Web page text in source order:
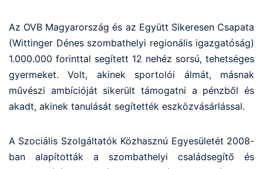
Az OVB Magyarország és az Együtt Sikeresen Csapata
(Wittinger Dénes szombathelyi regionális igazgatóság)
1.000.000 forinttal segített 12 nehéz sorsú, tehetséges
gyermeket. Volt, akinek sportolói álmát, másnak
művészi ambícióját sikerült támogatni a pénzből és
akadt, akinek tanulását segítették eszközvásárlással.
A Szociális Szolgáltatók Közhasznú Egyesületét 2008-
ban alapították a szombathelyi családsegítő és